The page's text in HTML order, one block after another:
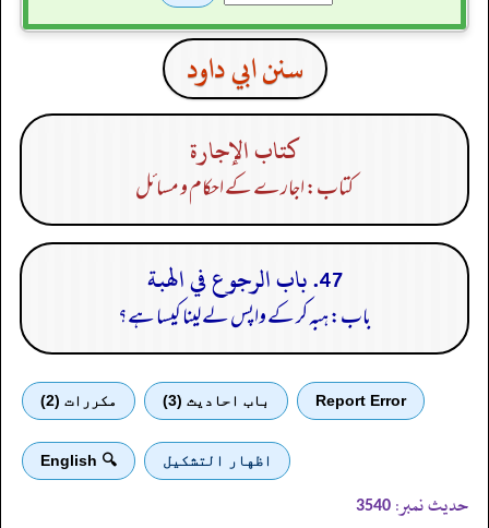
سنن ابي داود
كتاب الإجارة
کتاب: اجارے کے احکام و مسائل
47. باب الرجوع في الهبة
باب: ہبہ کر کے واپس لے لینا کیسا ہے؟
Report Error باب احادیث (3) مكررات (2)
اظهار التشكيل 🔍 English
حدیث نمبر: 3540